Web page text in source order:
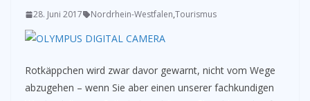
28. Juni 2017 Nordrhein-Westfalen,Tourismus
Rotkäppchen wird zwar davor gewarnt, nicht vom Wege
abzugehen – wenn Sie aber einen unserer fachkundigen